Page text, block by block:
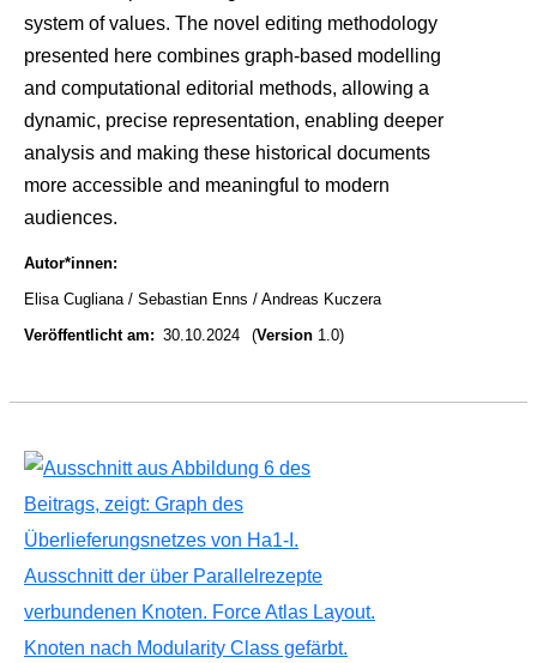
system of values. The novel editing methodology
presented here combines graph-based modelling
and computational editorial methods, allowing a
dynamic, precise representation, enabling deeper
analysis and making these historical documents
more accessible and meaningful to modern
audiences.
Autor*innen
Elisa Cugliana
Sebastian Enns
Andreas Kuczera
Veröffentlicht am
30.10.2024 (Version 1.0)